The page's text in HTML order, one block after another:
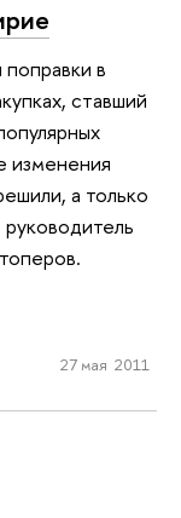
в
ставший
изменения
а только
27 мая 2011